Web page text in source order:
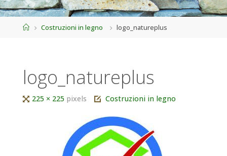
HomeCostruzioni in legno logo_natureplus
logo_natureplus
Tutta225 × 225 pixels Costruzioni in legno